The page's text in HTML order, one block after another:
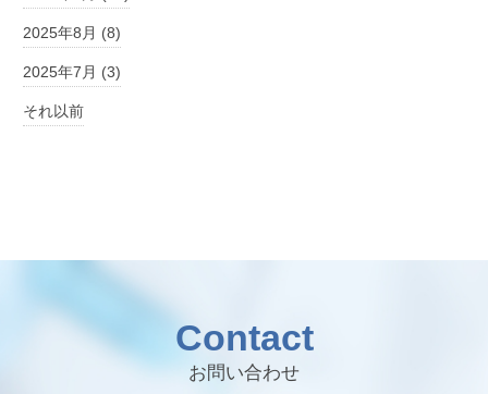
2025年8月 (8)
2025年7月 (3)
それ以前
Contact
お問い合わせ